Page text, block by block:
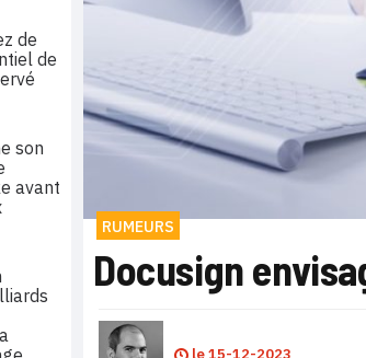
RUMEURS
Docusign
de
de
son
avant